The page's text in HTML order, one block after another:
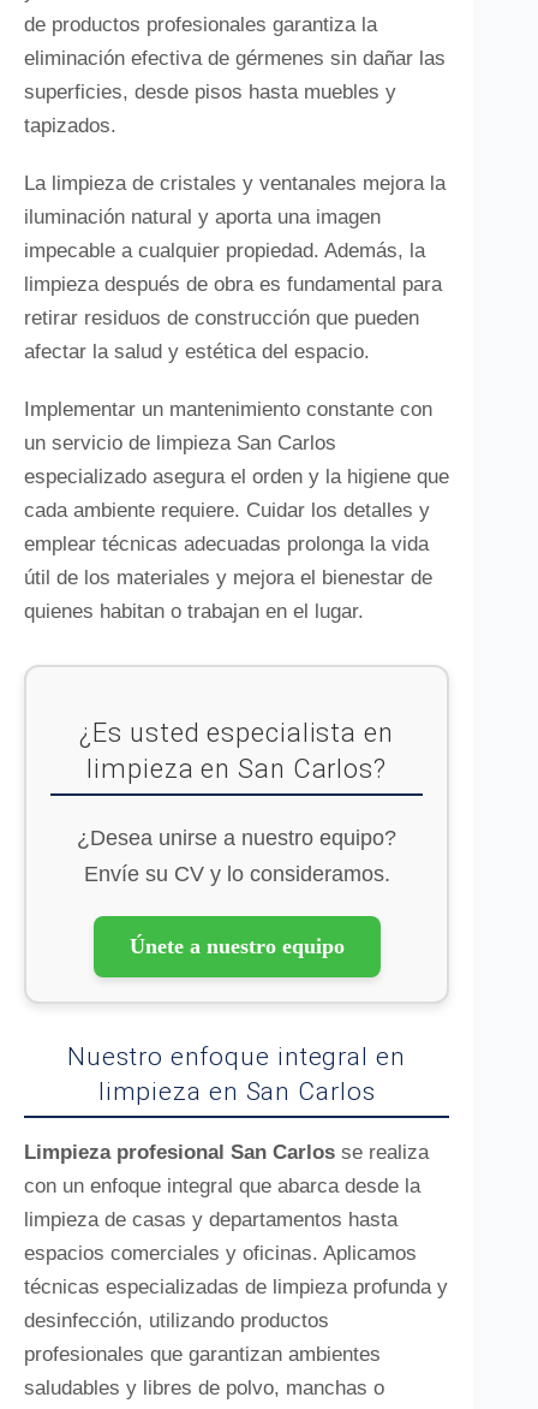
de productos profesionales garantiza la
eliminación efectiva de gérmenes sin dañar las
superficies, desde pisos hasta muebles y
tapizados.
La limpieza de cristales y ventanales mejora la
iluminación natural y aporta una imagen
impecable a cualquier propiedad. Además, la
limpieza después de obra es fundamental para
retirar residuos de construcción que pueden
afectar la salud y estética del espacio.
Implementar un mantenimiento constante con
un servicio de limpieza San Carlos
especializado asegura el orden y la higiene que
cada ambiente requiere. Cuidar los detalles y
emplear técnicas adecuadas prolonga la vida
útil de los materiales y mejora el bienestar de
quienes habitan o trabajan en el lugar.
¿Es usted especialista en
limpieza en San Carlos?
¿Desea unirse a nuestro equipo?
Envíe su CV y lo consideramos.
Únete a nuestro equipo
Nuestro enfoque integral en
limpieza en San Carlos
Limpieza profesional San Carlos se realiza
con un enfoque integral que abarca desde la
limpieza de casas y departamentos hasta
espacios comerciales y oficinas. Aplicamos
técnicas especializadas de limpieza profunda y
desinfección, utilizando productos
profesionales que garantizan ambientes
saludables y libres de polvo, manchas o